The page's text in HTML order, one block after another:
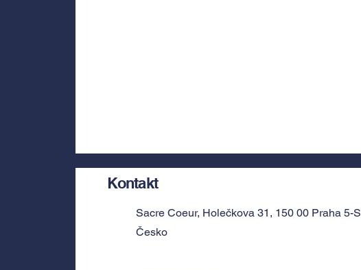
Kontakt
Sacre Coeur, Holečkova 31, 150 00 Praha 5-
Česko